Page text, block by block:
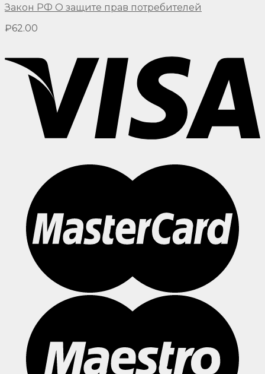
Закон РФ О защите прав потребителей
₽62.00